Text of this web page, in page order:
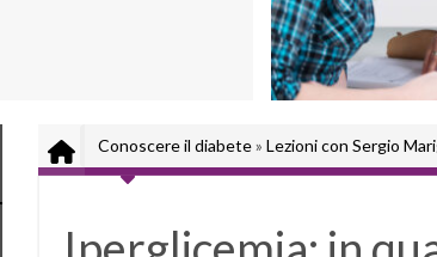
Conoscere il diabete» Lezioni con Sergio